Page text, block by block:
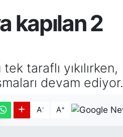
kapılan 2
taraflı yıkılırken,
devam ediyor.
A- A+